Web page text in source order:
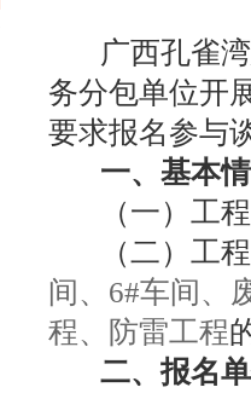
广西孔雀
务分包单位开
要求报名参与
一、基本
（一） 工程
（二） 工
间、 6#车间、
程、防雷工程
二、报名